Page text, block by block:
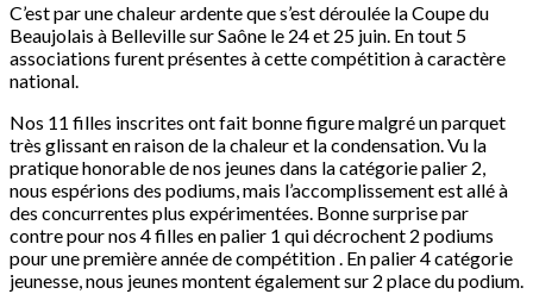
C’est par une chaleur ardente que s’est déroulée la Coupe du
Beaujolais à Belleville sur Saône le 24 et 25 juin. En tout 5
associations furent présentes à cette compétition à caractère
national.
Nos 11 filles inscrites ont fait bonne figure malgré un parquet
très glissant en raison de la chaleur et la condensation. Vu la
pratique honorable de nos jeunes dans la catégorie palier 2,
nous espérions des podiums, mais l’accomplissement est allé à
des concurrentes plus expérimentées. Bonne surprise par
contre pour nos 4 filles en palier 1 qui décrochent 2 podiums
pour une première année de compétition . En palier 4 catégorie
jeunesse, nous jeunes montent également sur 2 place du podium.